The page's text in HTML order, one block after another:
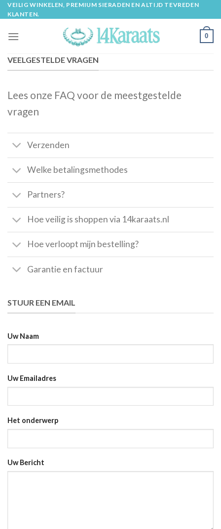
Skip
to
VEILIG WINKELEN, PREMIUM SIERADEN EN ALTIJD TEVREDEN
KLANTEN.
0
VEELGESTELDE VRAGEN
Lees onze FAQ voor de meestgestelde
vragen
Verzenden
Welke betalingsmethodes
Partners?
Hoe veilig is shoppen via 14karaats.nl
Hoe verloopt mijn bestelling?
Garantie en factuur
STUUR EEN EMAIL
Uw Naam
Uw Emailadres
Het onderwerp
Uw Bericht